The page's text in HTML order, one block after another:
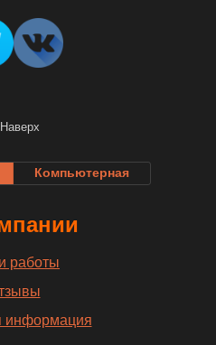
Наверх
Компьютерная
работы
информация